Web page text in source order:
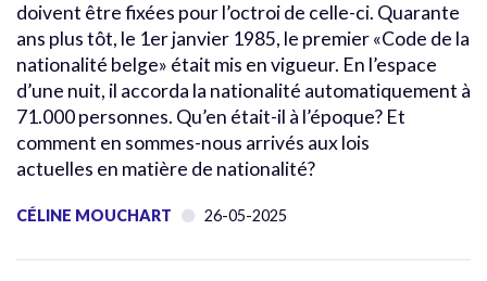
doivent être fixées pour l’octroi de celle-ci. Quarante
ans plus tôt, le 1er janvier 1985, le premier «Code de la
nationalité belge» était mis en vigueur. En l’espace
d’une nuit, il accorda la nationalité automatiquement à
71.000 personnes. Qu’en était-il à l’époque? Et
comment en sommes-nous arrivés aux lois
actuelles en matière de nationalité?
CÉLINE MOUCHART 26-05-2025